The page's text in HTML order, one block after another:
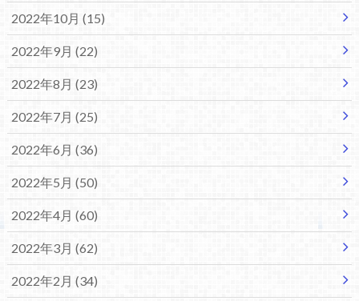
2022年10月 (15)
2022年9月 (22)
2022年8月 (23)
2022年7月 (25)
2022年6月 (36)
2022年5月 (50)
2022年4月 (60)
2022年3月 (62)
2022年2月 (34)